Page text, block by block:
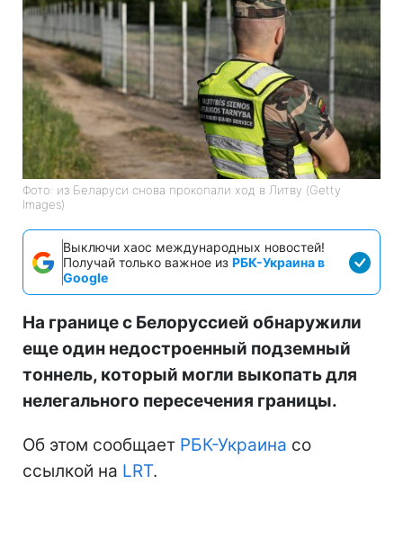
Фото: из Беларуси снова прокопали ход в Литву (Getty
Images)
Выключи хаос международных новостей!
Получай только важное из РБК-Украина в
Google
На границе с Белоруссией обнаружили
еще один недостроенный подземный
тоннель, который могли выкопать для
нелегального пересечения границы.
Об этом сообщает РБК-Украина со
ссылкой на LRT.